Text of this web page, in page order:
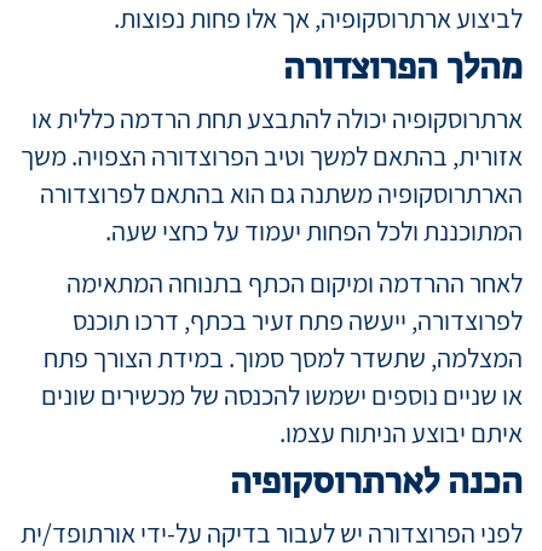
לביצוע ארתרוסקופיה, אך אלו פחות נפוצות.
מהלך הפרוצדורה
ארתרוסקופיה יכולה להתבצע תחת הרדמה כללית או
אזורית, בהתאם למשך וטיב הפרוצדורה הצפויה. משך
הארתרוסקופיה משתנה גם הוא בהתאם לפרוצדורה
המתוכננת ולכל הפחות יעמוד על כחצי שעה.
לאחר ההרדמה ומיקום הכתף בתנוחה המתאימה
לפרוצדורה, ייעשה פתח זעיר בכתף, דרכו תוכנס
המצלמה, שתשדר למסך סמוך. במידת הצורך פתח
או שניים נוספים ישמשו להכנסה של מכשירים שונים
איתם יבוצע הניתוח עצמו.
הכנה לארתרוסקופיה
לפני הפרוצדורה יש לעבור בדיקה על-ידי אורתופד/ית